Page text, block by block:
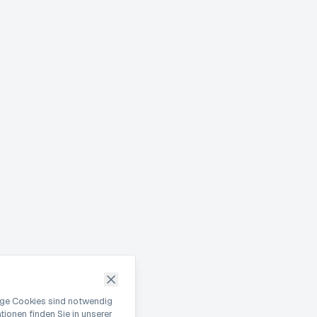
Cookies sind notwendig
finden Sie in unserer